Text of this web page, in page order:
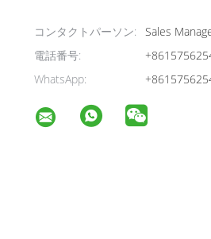
コンタクトパーソン:
Sales
電話番号:
WhatsApp: